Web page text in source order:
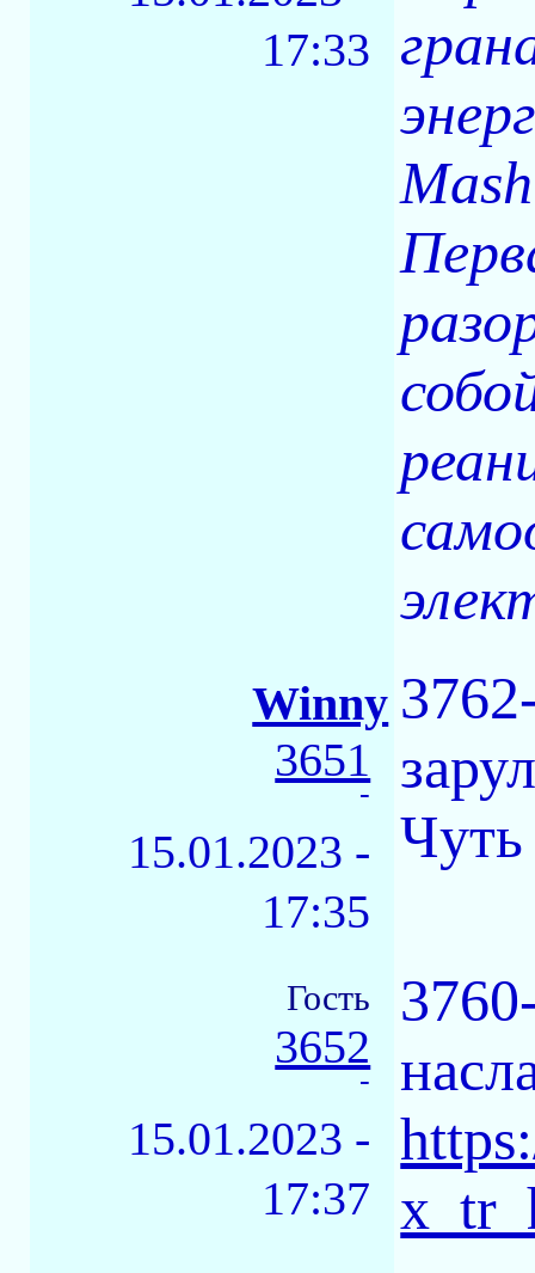
17:33
Winny
3651
-
15.01.2023 -
17:35
Чуть
Гость
3652
-
15.01.2023 -
17:37